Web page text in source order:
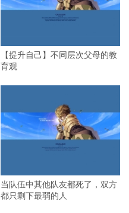
【提升自己】不同层次父母的教
育观
当队伍中其他队友都死了，双方
都只剩下最弱的人